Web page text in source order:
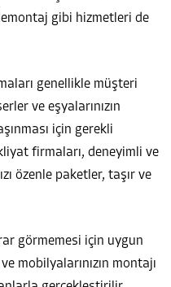
gibi hizmetleri de
genellikle müşteri
ve eşyalarınızın
için gerekli
firmaları, deneyimli ve
özenle paketler, taşır ve
görmemesi için uygun
mobilyalarınızın montajı